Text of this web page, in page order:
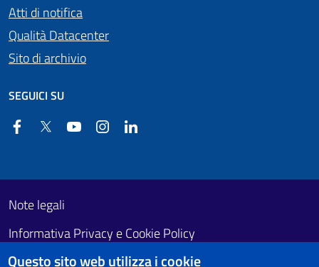
Atti di notifica
Qualità Datacenter
Sito di archivio
SEGUICI SU
FacebookTwitter YouTube Instagram
Footer First
Useful links section
Note legali
Informativa Privacy e Cookie Policy
Obiettivi di accessibilità
Questo sito web utilizza i cookie